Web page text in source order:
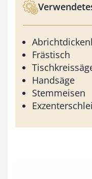
Frästisch
Handsäge
Stemmeisen